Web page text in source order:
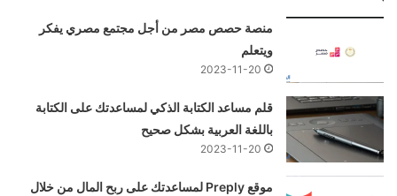
منصة حصص مصر من أجل مجتمع مصري يفكر
ويتعلم
2023-11-20
قلم مساعد الكتابة الذكي لمساعدتك على الكتابة
باللغة العربية بشكل صحيح
2023-11-20
موقع Preply لمساعدتك على ربح المال من خلال